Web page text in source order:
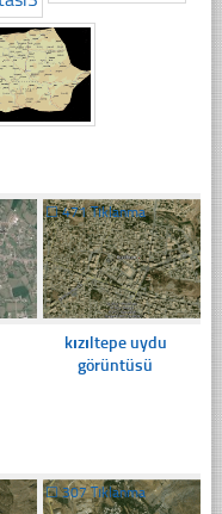
☐471 Tıklanma
kızıltepe uydu
görüntüsü
☐307 Tıklanma